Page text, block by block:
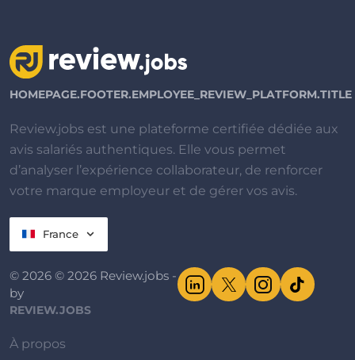
HOMEPAGE.FOOTER.EMPLOYEE_REVIEW_PLATFORM.TITLE
Review.jobs est une plateforme certifiée dédiée aux
avis salariés authentiques. Elle vous permet
d’analyser l’expérience collaborateur, de renforcer
votre marque employeur et de gérer vos avis.
France
© 2026 © 2026 Review.jobs -
by
REVIEW.JOBS
À propos